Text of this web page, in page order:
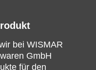
bei WISMAR
GmbH
für den